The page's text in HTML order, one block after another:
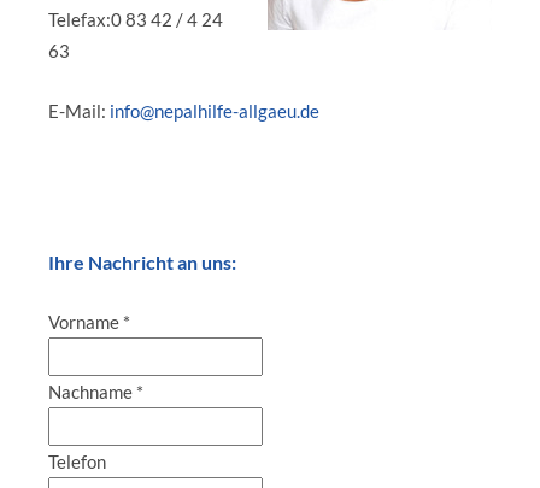
Telefax:0 83 42 / 4 24
63
E-Mail: info@nepalhilfe-allgaeu.de
Ihre Nachricht an uns:
Vorname *
Nachname *
Telefon